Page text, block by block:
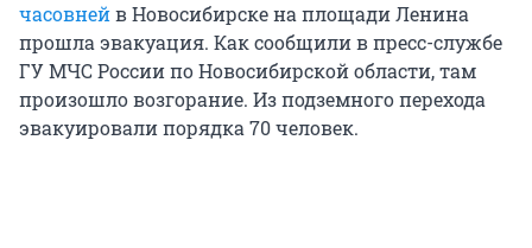
часовнейв Новосибирске на площади Ленина
прошла эвакуация. Как сообщили в пресс-службе
ГУ МЧС России по Новосибирской области, там
произошло возгорание. Из подземного перехода
эвакуировали порядка 70 человек.